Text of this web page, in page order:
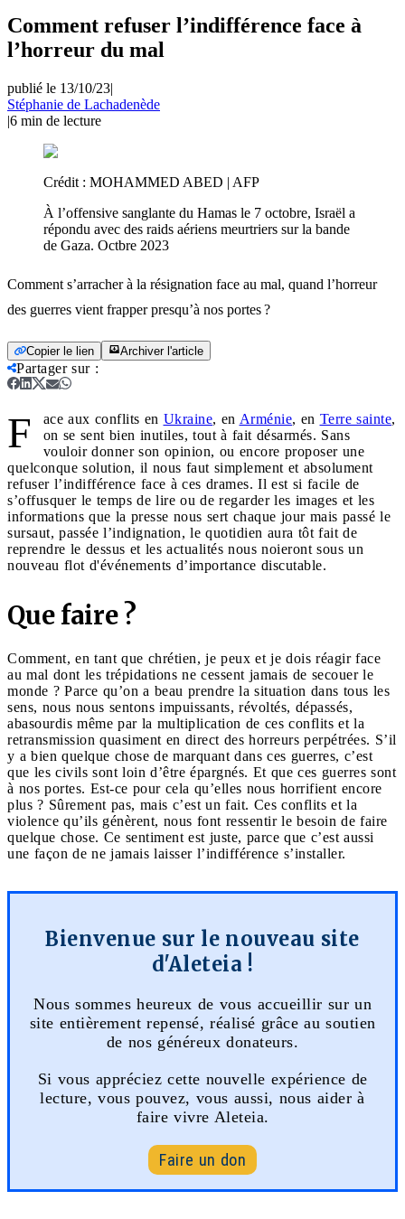
Comment refuser l’indifférence face à
l’horreur du mal
publié le 13/10/23|
Stéphanie de Lachadenède
|6 min de lecture
Crédit : MOHAMMED ABED | AFP
À l’offensive sanglante du Hamas le 7 octobre, Israël a
répondu avec des raids aériens meurtriers sur la bande
de Gaza. Octbre 2023
Comment s’arracher à la résignation face au mal, quand l’horreur
des guerres vient frapper presqu’à nos portes ?
Copier le lien Archiver l'article
Partager sur:
F ace aux conflits en Ukraine, en Arménie, en Terre sainte,
on se sent bien inutiles, tout à fait désarmés. Sans
vouloir donner son opinion, ou encore proposer une
quelconque solution, il nous faut simplement et absolument
refuser l’indifférence face à ces drames. Il est si facile de
s’offusquer le temps de lire ou de regarder les images et les
informations que la presse nous sert chaque jour mais passé le
sursaut, passée l’indignation, le quotidien aura tôt fait de
reprendre le dessus et les actualités nous noieront sous un
nouveau flot d'événements d’importance discutable.
Que faire ?
Comment, en tant que chrétien, je peux et je dois réagir face
au mal dont les trépidations ne cessent jamais de secouer le
monde ? Parce qu’on a beau prendre la situation dans tous les
sens, nous nous sentons impuissants, révoltés, dépassés,
abasourdis même par la multiplication de ces conflits et la
retransmission quasiment en direct des horreurs perpétrées. S’il
y a bien quelque chose de marquant dans ces guerres, c’est
que les civils sont loin d’être épargnés. Et que ces guerres sont
à nos portes. Est-ce pour cela qu’elles nous horrifient encore
plus ? Sûrement pas, mais c’est un fait. Ces conflits et la
violence qu’ils génèrent, nous font ressentir le besoin de faire
quelque chose. Ce sentiment est juste, parce que c’est aussi
une façon de ne jamais laisser l’indifférence s’installer.
Bienvenue sur le nouveau site
d'Aleteia !
Nous sommes heureux de vous accueillir sur un
site entièrement repensé, réalisé grâce au soutien
de nos généreux donateurs.
Si vous appréciez cette nouvelle expérience de
lecture, vous pouvez, vous aussi, nous aider à
faire vivre Aleteia.
Faire un don